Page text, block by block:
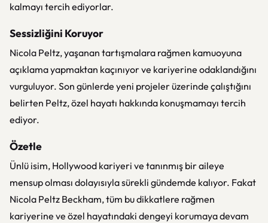
kalmayı tercih ediyorlar.
Sessizliğini Koruyor
Nicola Peltz, yaşanan tartışmalara rağmen kamuoyuna
açıklama yapmaktan kaçınıyor ve kariyerine odaklandığını
vurguluyor. Son günlerde yeni projeler üzerinde çalıştığını
belirten Peltz, özel hayatı hakkında konuşmamayı tercih
ediyor.
Özetle
Ünlü isim, Hollywood kariyeri ve tanınmış bir aileye
mensup olması dolayısıyla sürekli gündemde kalıyor. Fakat
Nicola Peltz Beckham, tüm bu dikkatlere rağmen
kariyerine ve özel hayatındaki dengeyi korumaya devam